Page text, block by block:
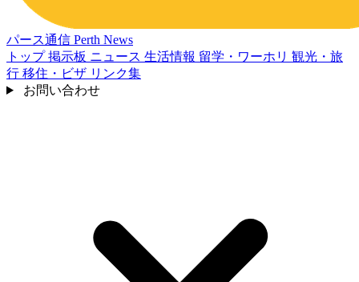
パース通信 Perth News
トップ掲示板 ニュース 生活情報 留学・ワーホリ 観光・旅
行 移住・ビザ リンク集
お問い合わせ